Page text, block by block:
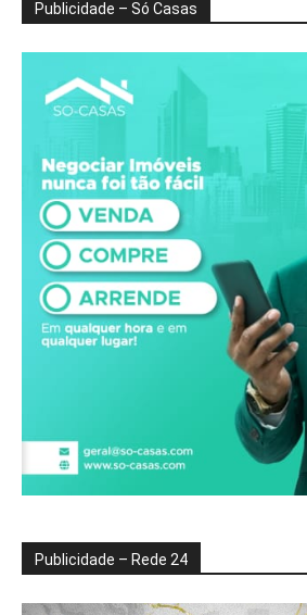
Publicidade – Só Casas
Publicidade – Rede 24